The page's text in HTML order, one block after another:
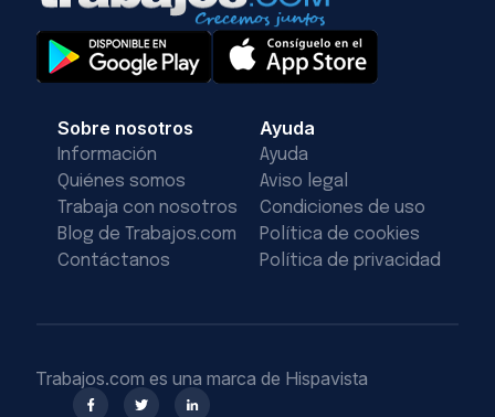
Sobre nosotros
Información
Quiénes somos
Trabaja con nosotros
Blog de Trabajos.com
Contáctanos
Ayuda
Ayuda
Aviso legal
Condiciones de uso
Política de cookies
Política de privacidad
Trabajos.com es una marca de Hispavista